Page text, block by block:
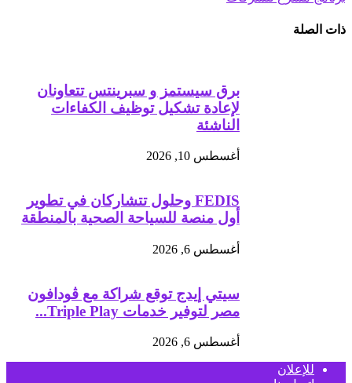
ذات الصلة
برق سيستمز و سبرينتس تتعاونان
لإعادة تشكيل توظيف الكفاءات
الناشئة
أغسطس 10, 2026
FEDIS وحلول تتشاركان في تطوير
أول منصة للسياحة الصحية بالمنطقة
أغسطس 6, 2026
سيتي إيدج توقع شراكة مع ڤودافون
مصر لتوفير خدمات Triple Play...
أغسطس 6, 2026
للإعلان